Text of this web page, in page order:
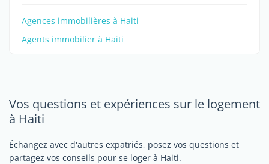
Agences immobilières à Haiti
Agents immobilier à Haiti
Vos questions et expériences sur le logement
à Haiti
Échangez avec d'autres expatriés, posez vos questions et
partagez vos conseils pour se loger à Haiti.